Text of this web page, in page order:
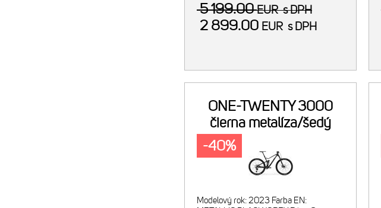
5 199.00EURs DPH
2 899.00 EUR s DPH
ONE-TWENTY 3000
čierna metalíza/šedý
Modelový rok: 2023 Farba EN:
-40%